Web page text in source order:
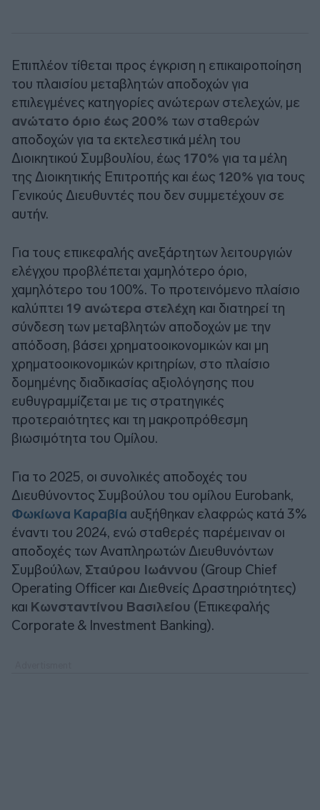
Επιπλέον τίθεται προς έγκριση η επικαιροποίηση
του πλαισίου μεταβλητών αποδοχών για
επιλεγμένες κατηγορίες ανώτερων στελεχών, με
ανώτατο όριο έως 200% των σταθερών
αποδοχών για τα εκτελεστικά μέλη του
Διοικητικού Συμβουλίου, έως 170% για τα μέλη
της Διοικητικής Επιτροπής και έως 120% για τους
Γενικούς Διευθυντές που δεν συμμετέχουν σε
αυτήν.
Για τους επικεφαλής ανεξάρτητων λειτουργιών
ελέγχου προβλέπεται χαμηλότερο όριο,
χαμηλότερο του 100%. Το προτεινόμενο πλαίσιο
καλύπτει 19 ανώτερα στελέχη και διατηρεί τη
σύνδεση των μεταβλητών αποδοχών με την
απόδοση, βάσει χρηματοοικονομικών και μη
χρηματοοικονομικών κριτηρίων, στο πλαίσιο
δομημένης διαδικασίας αξιολόγησης που
ευθυγραμμίζεται με τις στρατηγικές
προτεραιότητες και τη μακροπρόθεσμη
βιωσιμότητα του Ομίλου.
Για το 2025, οι συνολικές αποδοχές του
Διευθύνοντος Συμβούλου του ομίλου Eurobank,
Φωκίωνα Καραβία αυξήθηκαν ελαφρώς κατά 3%
έναντι του 2024, ενώ σταθερές παρέμειναν οι
αποδοχές των Αναπληρωτών Διευθυνόντων
Συμβούλων, Σταύρου Ιωάννου (Group Chief
Οperating Οfficer και Διεθνείς Δραστηριότητες)
και Κωνσταντίνου Βασιλείου (Επικεφαλής
Corporate & Investment Banking).